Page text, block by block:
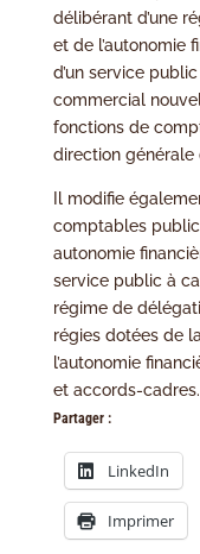
délibérant d’une
et de l’autonomie
d’un service
commercial
fonctions de
direction générale
Il modifie
comptables
autonomie
service public à
régime de
régies dotées de
l’autonomie
et accords-cadres.
Partager :
LinkedIn
Imprimer